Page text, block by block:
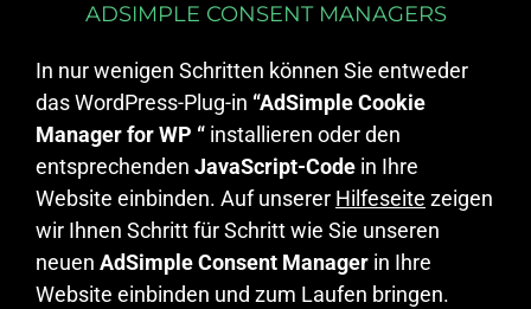
ADSIMPLE CONSENT MANAGERS
In nur wenigen Schritten können Sie entweder
das WordPress-Plug-in “AdSimple Cookie
Manager for WP “ installieren oder den
entsprechenden JavaScript-Code in Ihre
Website einbinden. Auf unserer Hilfeseite zeigen
wir Ihnen Schritt für Schritt wie Sie unseren
neuen AdSimple Consent Manager in Ihre
Website einbinden und zum Laufen bringen.